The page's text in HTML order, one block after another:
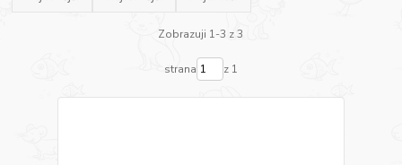
Zobrazuji 1-3 z 3
strana z 1